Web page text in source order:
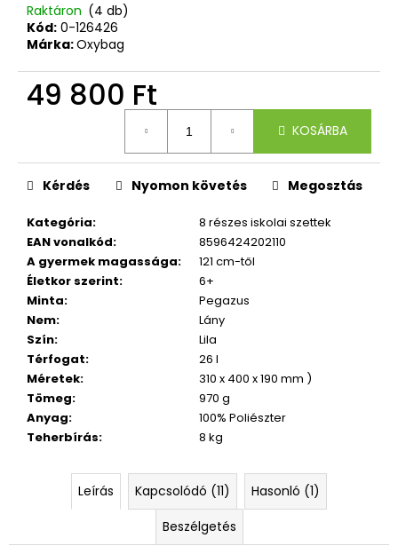
Raktáron (4 db)
Kód: 0-126426
Márka:Oxybag
49 800 Ft
KOSÁRBA
Kategória:
8 részes iskolai szettek
EAN vonalkód:
8596424202110
A gyermek magassága:
121 cm-től
Életkor szerint:
6+
Minta:
Pegazus
Nem:
Lány
Szín:
Lila
Térfogat:
26 l
Méretek:
310 x 400 x 190 mm )
Tömeg:
970 g
Anyag:
100% Poliészter
Teherbírás: 8 kg
Kérdés Nyomon követés Megosztás
Leírás Kapcsolódó (11)
Hasonló (1)
Beszélgetés